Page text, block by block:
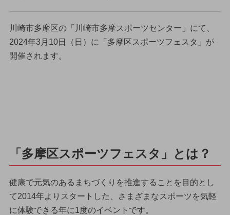
川崎市多摩区の「川崎市多摩スポーツセンター」にて、
2024年3月10日（日）に「多摩区スポーツフェスタ」が
開催されます。
「多摩区スポーツフェスタ」とは？
健康で元気のあるまちづくりを推進することを目的とし
て2014年よりスタートした、さまざまなスポーツを気軽
に体験できる年に1度のイベントです。